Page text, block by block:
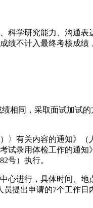
学研究能力、沟通
不计入最终考核成
相同，采取面试加试
有关内容的通知》
录用体检工作的通
号）执行。
进行，具体时间、
提出申请的7个工作